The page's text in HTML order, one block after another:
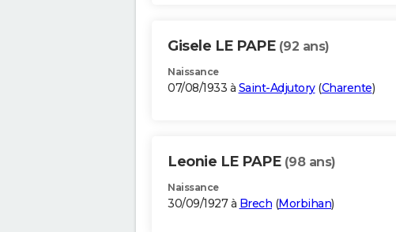
Gisele LE PAPE (92 ans)
Naissance
07/08/1933 à Saint-Adjutory(Charente)
Leonie LE PAPE (98 ans)
Naissance
30/09/1927 à Brech (Morbihan)